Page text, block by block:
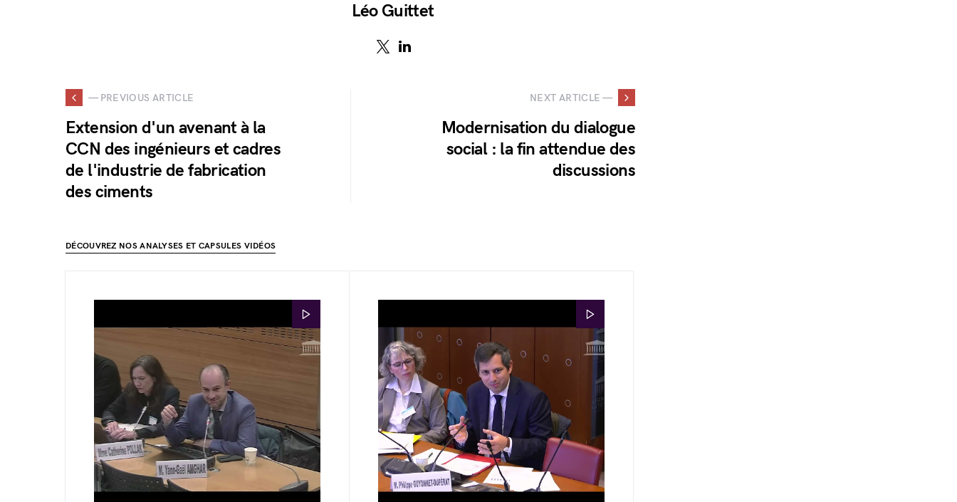
Léo Guittet
— PREVIOUS ARTICLE
Extension d'un avenant à la
CCN des ingénieurs et cadres
de l'industrie de fabrication
des ciments
NEXT ARTICLE —
Modernisation du dialogue
social : la fin attendue des
discussions
DÉCOUVREZ NOS ANALYSES ET CAPSULES VIDÉOS